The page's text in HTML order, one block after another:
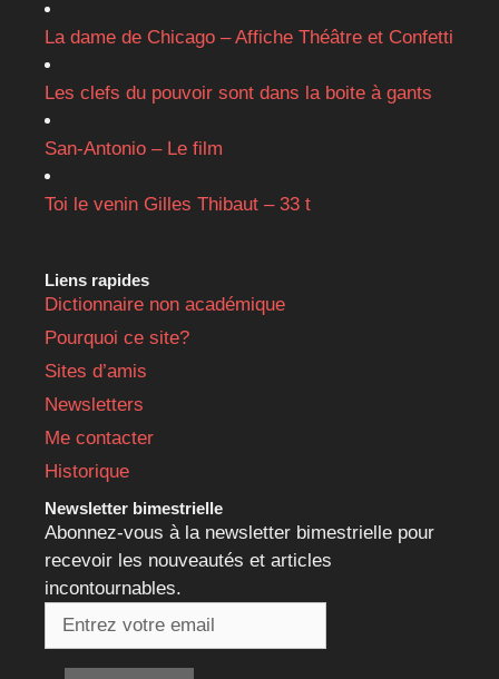
La dame de Chicago – Affiche Théâtre et Confetti
Les clefs du pouvoir sont dans la boite à gants
San-Antonio – Le film
Toi le venin Gilles Thibaut – 33 t
Liens rapides
Dictionnaire non académique
Pourquoi ce site?
Sites d’amis
Newsletters
Me contacter
Historique
Newsletter bimestrielle
Abonnez-vous à la newsletter bimestrielle pour
recevoir les nouveautés et articles
incontournables.